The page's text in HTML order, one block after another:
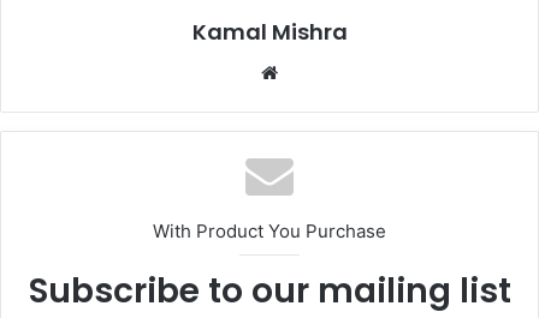
Kamal Mishra
Website
With Product You Purchase
Subscribe to our mailing list